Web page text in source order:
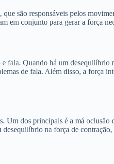
são responsáveis pelos
em conjunto para gerar a força
fala. Quando há um
de fala. Além disso, a força
dos principais é a má
na força de